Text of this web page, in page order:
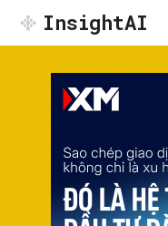
InsightAI